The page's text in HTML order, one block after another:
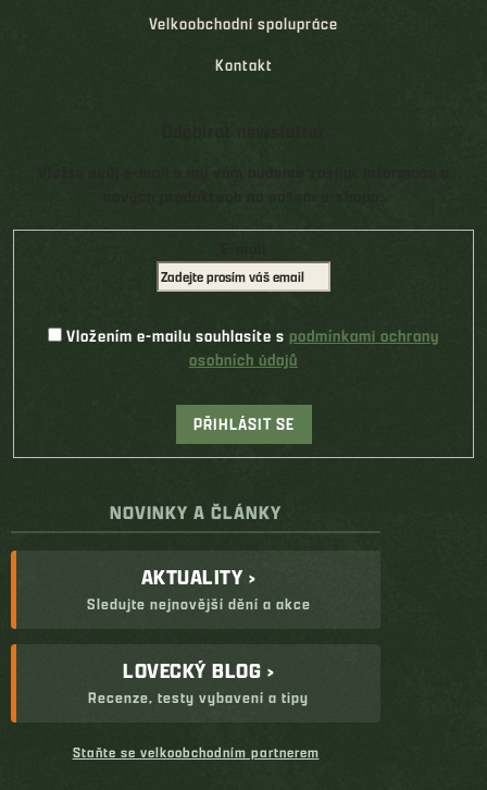
Velkoobchodní spolupráce
Kontakt
Vložením e-mailu souhlasíte s podmínkami ochrany
osobních údajů
PŘIHLÁSIT SE
NOVINKY A ČLÁNKY
AKTUALITY ›
Sledujte nejnovější dění a akce
LOVECKÝ BLOG ›
Recenze, testy vybavení a tipy
Staňte se velkoobchodním partnerem